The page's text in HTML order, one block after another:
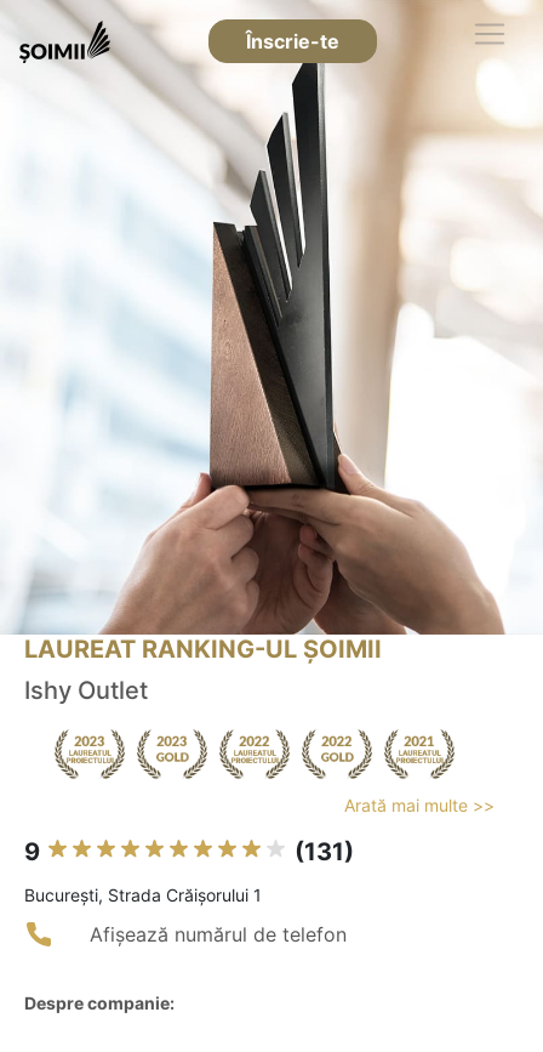
Înscrie-te
LAUREAT RANKING-UL ȘOIMII
Ishy Outlet
Arată mai multe >>
9 (131)
Bucureşti, Strada Crăișorului 1
Afișează numărul de telefon
Despre companie: